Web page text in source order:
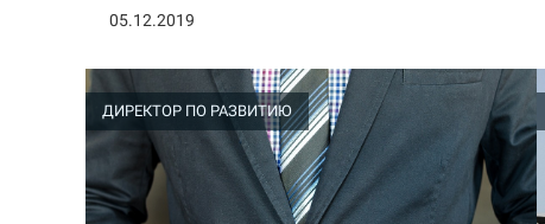
05.12.2019
ДИРЕКТОР ПО РАЗВИТИЮ